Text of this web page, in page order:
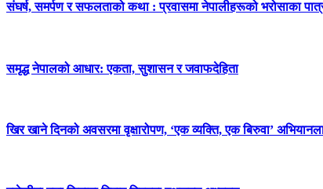
संघर्ष, समर्पण र सफलताको कथा : प्रवासमा नेपालीहरूको भरोसाका
समृद्ध नेपालको आधार: एकता, सुशासन र जवाफदेहिता
खिर खाने दिनको अवसरमा वृक्षारोपण, ‘एक व्यक्ति, एक बिरुवा’